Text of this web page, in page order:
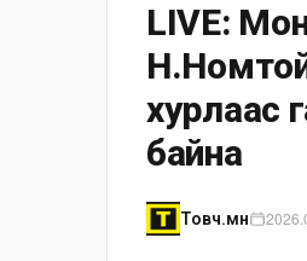
LIVE:
хурлаас
байна
Товч.мн